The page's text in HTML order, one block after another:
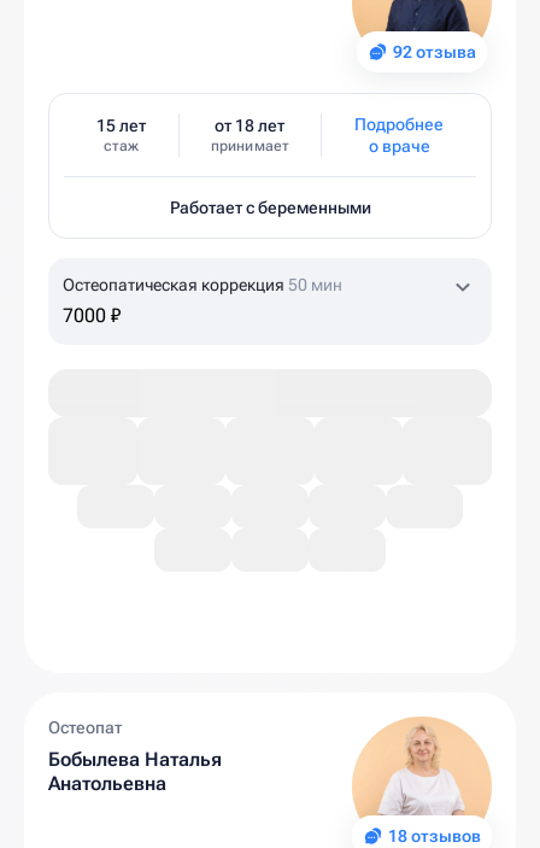
92 отзыва
15 лет
стаж
от 18 лет
принимает
Подробнее
о враче
Работает с беременными
Остеопатическая коррекция 50 мин
7000 ₽
18 отзывов
Остеопат
Бобылева Наталья
Анатольевна